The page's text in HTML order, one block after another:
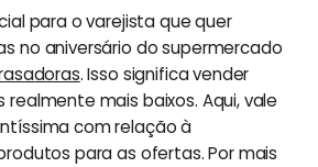
para o varejista que quer
no aniversário do supermercado
. Isso significa vender
mais baixos. Aqui, vale
com relação à
para as ofertas. Por mais